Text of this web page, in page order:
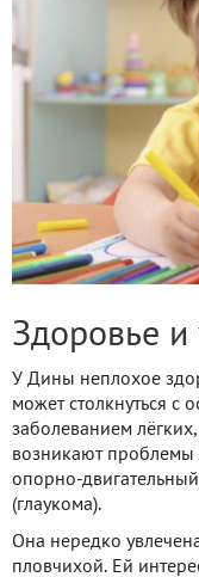
Здоровье и
У Дины неплохое
может столкнуться с
заболеванием
возникают проблемы
опорно-
(глаукома).
Она нередко
пловчихой. Ей